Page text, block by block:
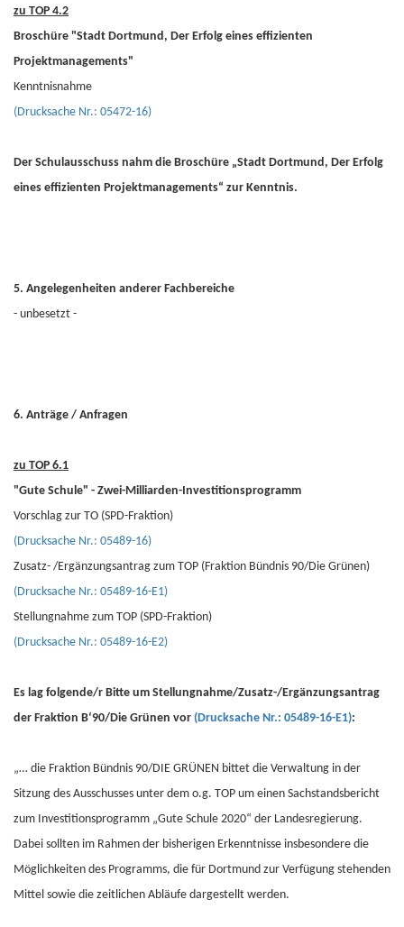
zu TOP 4.2
Broschüre "Stadt Dortmund, Der Erfolg eines effizienten
Projektmanagements"
Kenntnisnahme
(Drucksache Nr.: 05472-16)
Der Schulausschuss nahm die Broschüre „Stadt Dortmund, Der Erfolg
eines effizienten Projektmanagements“ zur Kenntnis.
5. Angelegenheiten anderer Fachbereiche
- unbesetzt -
6. Anträge / Anfragen
zu TOP 6.1
"Gute Schule" - Zwei-Milliarden-Investitionsprogramm
Vorschlag zur TO (SPD-Fraktion)
(Drucksache Nr.: 05489-16)
Zusatz- /Ergänzungsantrag zum TOP (Fraktion Bündnis 90/Die Grünen)
(Drucksache Nr.: 05489-16-E1)
Stellungnahme zum TOP (SPD-Fraktion)
(Drucksache Nr.: 05489-16-E2)
Es lag folgende/r Bitte um Stellungnahme/Zusatz-/Ergänzungsantrag
der Fraktion B‘90/Die Grünen vor (Drucksache Nr.: 05489-16-E1):
„… die Fraktion Bündnis 90/DIE GRÜNEN bittet die Verwaltung in der
Sitzung des Ausschusses unter dem o.g. TOP um einen Sachstandsbericht
zum Investitionsprogramm „Gute Schule 2020“ der Landesregierung.
Dabei sollten im Rahmen der bisherigen Erkenntnisse insbesondere die
Möglichkeiten des Programms, die für Dortmund zur Verfügung stehenden
Mittel sowie die zeitlichen Abläufe dargestellt werden.